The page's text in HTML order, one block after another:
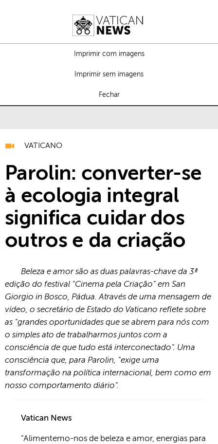
Imprimir com imagens
Imprimir sem imagens
Fechar
VATICANO
Parolin: converter-se
à ecologia integral
significa cuidar dos
outros e da criação
Beleza e amor são as duas palavras-chave da 3ª
edição do festival "Cinema pela Criação" em San
Giorgio in Bosco, Pádua. Através de uma mensagem de
vídeo, o secretário de Estado do Vaticano reflete sobre
as "grandes oportunidades que se abrem para nós com
o simples ato de trabalharmos juntos com a
consciência de que tudo está interconectado". Uma
consciência que, para Parolin, "exige uma
transformação na política internacional, bem como em
nosso comportamento diário".
Vatican News
"Alimentemo-nos de beleza e amor, energias para